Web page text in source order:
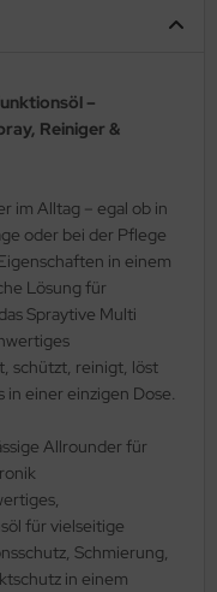
–
Reiniger &
im Alltag – egal ob in
oder bei der Pflege
in einem
Lösung für
Spraytive Multi
schützt, reinigt, löst
einer einzigen Dose.
Allrounder für
für vielseitige
Schmierung,
in einem